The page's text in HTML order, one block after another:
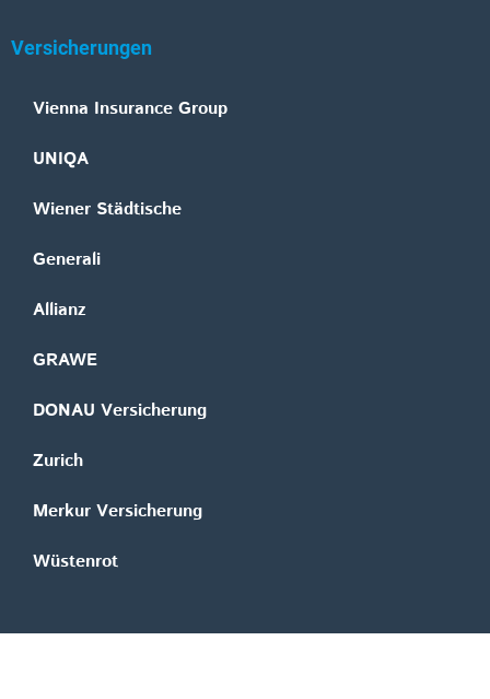
Versicherungen
Vienna Insurance Group
UNIQA
Wiener Städtische
Generali
Allianz
GRAWE
DONAU Versicherung
Zurich
Merkur Versicherung
Wüstenrot